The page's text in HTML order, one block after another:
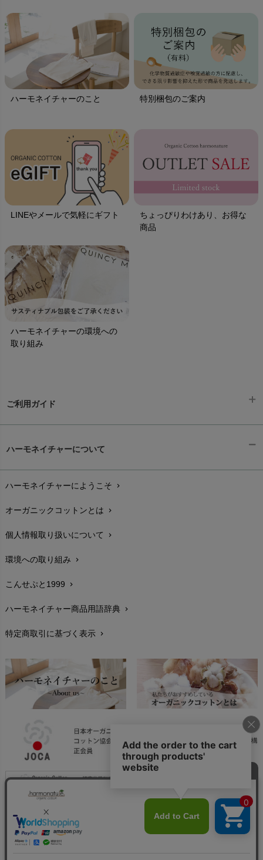
ハーモネイチャーのこと 特別梱包のご案内
LINEやメールで気軽にギフト
ちょっぴりわけあり、お得な
商品
ハーモネイチャーの環境への
取り組み
ご利用ガイド
配送と送料chevron_right
在庫状況と発送予定chevron_right
サイズ・寸法chevron_right
生地・素材chevron_right
お手入れについて
レビューを書こうchevron_right
返品交換chevron_right
FAXでのご注文
お問い合わせchevron_right
ハーモネイチャーについて
ハーモネイチャーにようこそ chevron_right
オーガニックコットンとは chevron_right
個人情報取り扱いについて chevron_right
環境への取り組み chevron_right
こんせぷと1999 chevron_right
ハーモネイチャー商品用語辞典 chevron_right
特定商取引に基づく表示 chevron_right